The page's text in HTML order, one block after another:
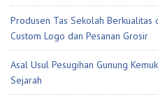
Produsen Tas Sekolah Berkualitas
Custom Logo dan Pesanan Grosir
Asal Usul Pesugihan Gunung
Sejarah